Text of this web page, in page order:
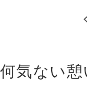
何気ない